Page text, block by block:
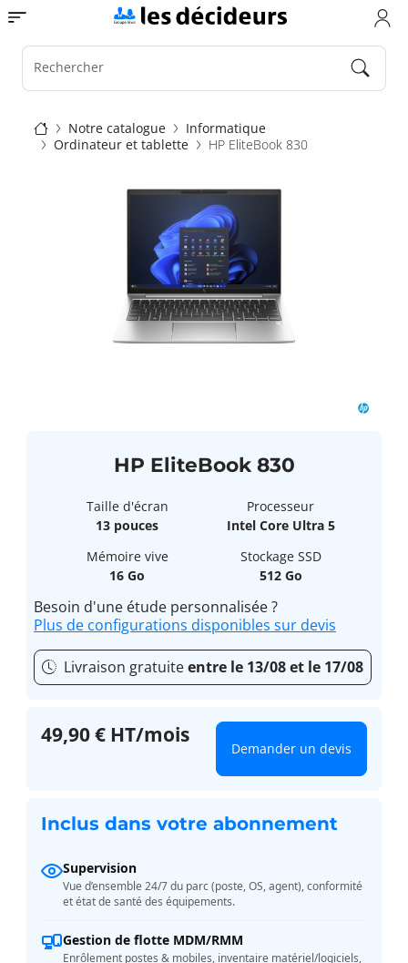
Aller
au
contenu
principal
Toggle navigation
Rechercher
Fil
d'Ariane
Notre catalogue
Informatique
Ordinateur et tablette
HP EliteBook 830
HP EliteBook 830
Taille d'écran
13 pouces
Processeur
Intel Core Ultra 5
Mémoire vive
16 Go
Stockage SSD
512 Go
Besoin d'une étude personnalisée ?
Plus de configurations disponibles sur devis
Livraison gratuiteentre le 13/08 et le 17/08
49,90 € HT/mois
Demander un devis
Inclus dans votre abonnement
Supervision
Vue d’ensemble 24/7 du parc (poste, OS, agent), conformité
et état de santé des équipements.
Gestion de flotte MDM/RMM
Enrôlement postes & mobiles, inventaire matériel/logiciels,